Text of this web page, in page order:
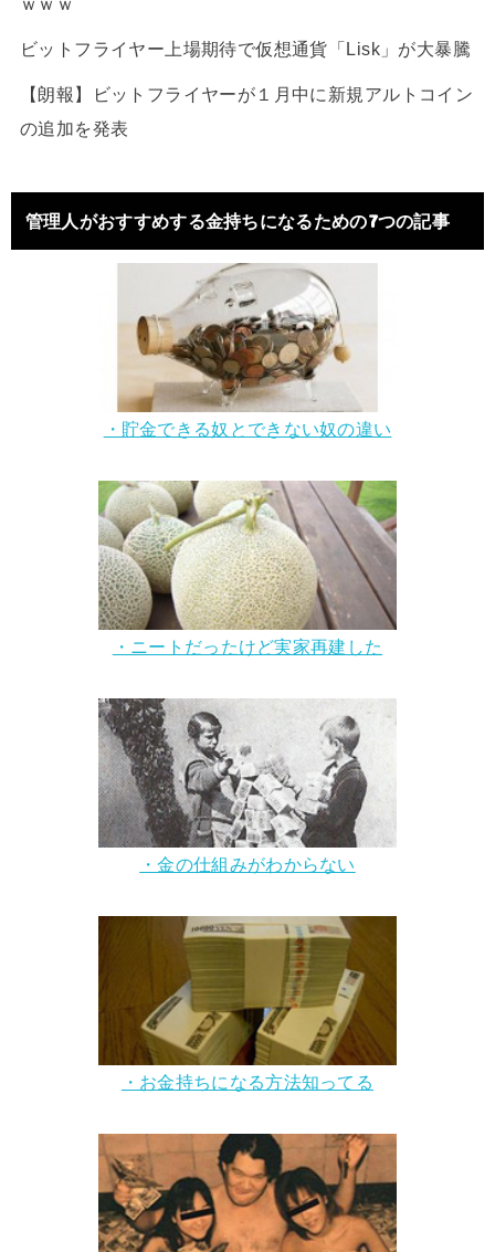
ビットフライヤー上場期待で仮想通貨「Lisk」が大暴騰
【朗報】ビットフライヤーが１月中に新規アルトコイン
の追加を発表
管理人がおすすめする金持ちになるための7つの記事
・貯金できる奴とできない奴の違い
・ニートだったけど実家再建した
・金の仕組みがわからない
・お金持ちになる方法知ってる